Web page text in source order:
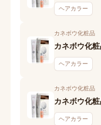
ヘアカラー
カネボウ化粧品
ヘアカラー
カネボウ化粧品
ヘアカラー